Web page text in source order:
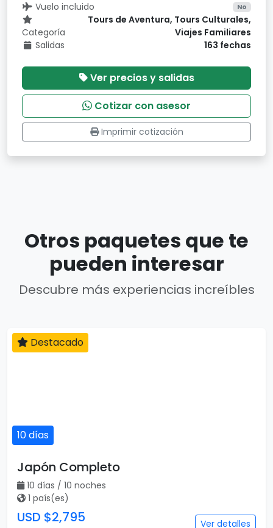
Vuelo incluido No
Categoría
Tours de Aventura, Tours Culturales,
Viajes Familiares
Salidas
163 fechas
Ver precios y salidas
Cotizar con asesor
Imprimir cotización
Otros paquetes que te
pueden interesar
Descubre más experiencias increíbles
10 días
Destacado
Japón Completo
10 días / 10 noches
1 país(es)
USD $2,795 Ver detalles